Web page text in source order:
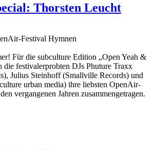
Thorsten Leucht
Festival Hymnen
Für die subculture Edition „Open Yeah &
die festivalerprobten DJs Phuture Traxx
Julius Steinhoff (Smallville Records) und
urban media) ihre liebsten OpenAir-
vergangenen Jahren zusammengetragen.